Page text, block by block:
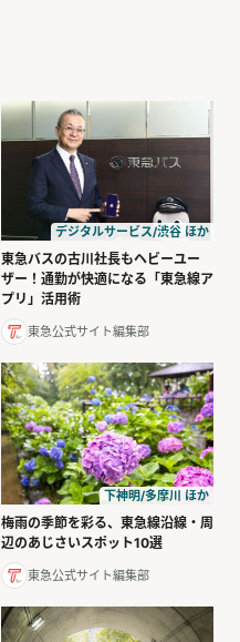
デジタルサービス/渋谷 ほか
東急バスの古川社長もヘビーユー
ザー！通勤が快適になる「東急線ア
プリ」活用術
東急公式サイト編集部
下神明/多摩川 ほか
梅雨の季節を彩る、東急線沿線・周
辺のあじさいスポット10選
東急公式サイト編集部